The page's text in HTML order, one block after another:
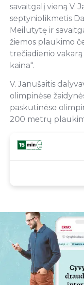
savaitgalį vieną V.
septyniolikmetis
Meilutytę ir
žiemos plaukimo
trečiadienio vakarą
kaina“.
V. Janušaitis
olimpinėse
paskutinėse
200 metrų